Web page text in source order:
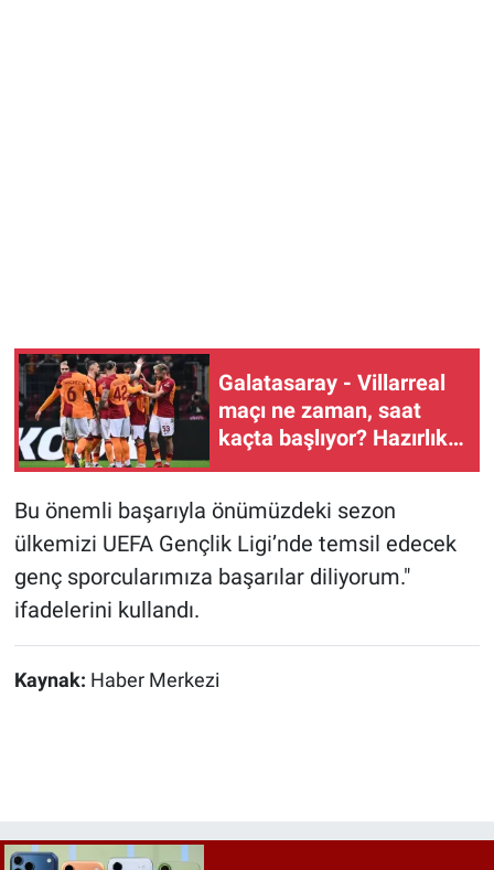
Galatasaray - Villarreal
maçı ne zaman, saat
kaçta başlıyor? Hazırlık
randevusu RAMS Park'ta
Bu önemli başarıyla önümüzdeki sezon
ülkemizi UEFA Gençlik Ligi’nde temsil edecek
genç sporcularımıza başarılar diliyorum."
ifadelerini kullandı.
Kaynak: Haber Merkezi